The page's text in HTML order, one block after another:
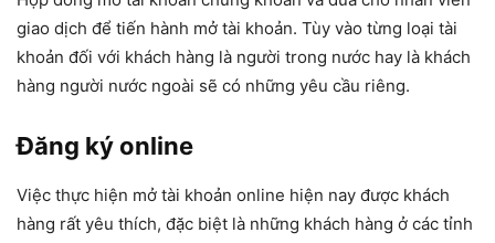
giao dịch để tiến hành mở tài khoản. Tùy vào từng loại tài
khoản đối với khách hàng là người trong nước hay là khách
hàng người nước ngoài sẽ có những yêu cầu riêng.
Đăng ký online
Việc thực hiện mở tài khoản online hiện nay được khách
hàng rất yêu thích, đặc biệt là những khách hàng ở các tỉnh